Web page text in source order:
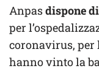
Anpasdispone
per
coronavirus, per
hanno vinto la